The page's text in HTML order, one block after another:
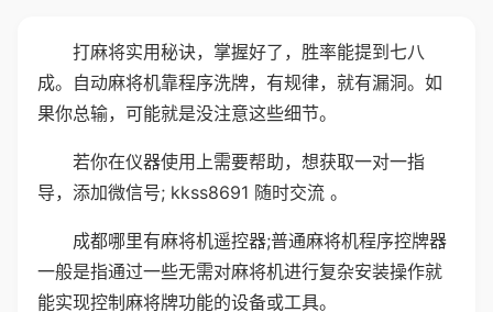
打麻将实用秘诀，掌握好了，胜率能提到七八
成。自动麻将机靠程序洗牌，有规律，就有漏洞。如
果你总输，可能就是没注意这些细节。
若你在仪器使用上需要帮助，想获取一对一指
导，添加微信号; kkss8691 随时交流 。
成都哪里有麻将机遥控器;普通麻将机程序控牌器
一般是指通过一些无需对麻将机进行复杂安装操作就
能实现控制麻将牌功能的设备或工具。